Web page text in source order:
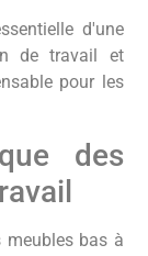
d'une
de travail et
pour les
des
meubles bas à